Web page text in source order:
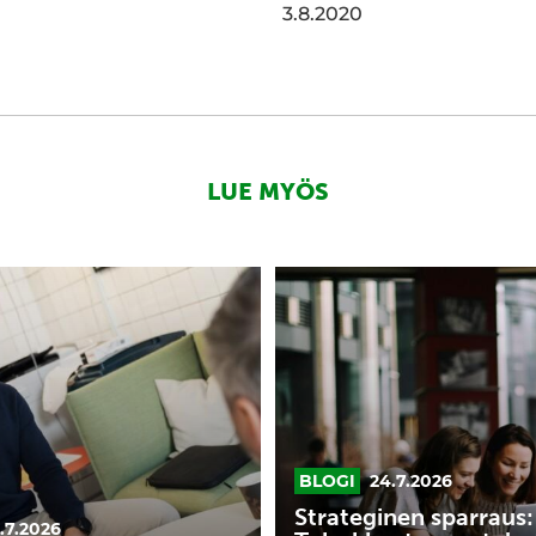
3.8.2020
LUE MYÖS
Strateginen
sparraus:
Tehokkaat
menetelmät
yrityksen
pitkän
aikavälin
fokuksen
BLOGI 24.7.2026
Strateginen sparraus: